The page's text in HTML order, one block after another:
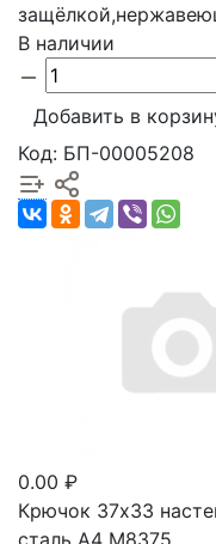
В наличии
Добавить в
Код: БП-00005208
0.00 ₽
Крючок 37х33
сталь А4 М8375